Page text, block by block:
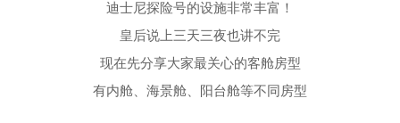
迪士尼探险号的设施非常丰富！
皇后说上三天三夜也讲不完
现在先分享大家最关心的客舱房型
有内舱、海景舱、阳台舱等不同房型